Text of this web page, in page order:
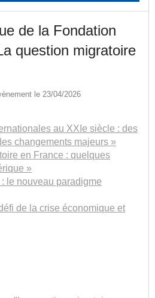
de la Fondation
question migratoire
le 23/04/2026
au XXIe siècle : des
changements majeurs »
en France : quelques
»
le nouveau paradigme
de la crise économique et